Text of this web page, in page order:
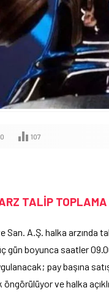
0 107
TALİP TOPLAMA
A.Ş. halka arzında
boyunca saatler
pay başına
ve halka